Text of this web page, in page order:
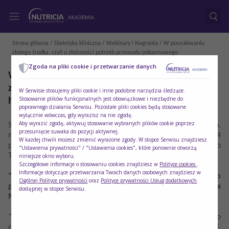
Strona główna / Dietetyka kliniczna / Webinary i Nagrania / W poszukiwaniu
złotego środka, czyli o złożoności potrzeb przewodu pokarmowego
W poszukiwaniu złotego środka, czyli o
złożoności potrzeb przewodu pokarmowego - dr
hab. n. med. Dorota Mańkowska-Wierzbicka
Serdecznie zapraszamy do zapoznania się z wykłademdr hab. n.
med. Doroty Mańkowskiej-Wierzbickiej wygłoszonego 14
października 2022 roku podczas X Kongresu Polskiego
Towarzystwa Żywienia Klinicznego.
"W poszukiwaniu złotego środka, czyli o złożoności potrzeb
przewodu pokarmowego", dr hab. n. med. Dorota
Mańkowska-Wierzbicka
“Jeśli Państwu się wydaje, że przewód pokarmowy to jest bardzo
Zgoda na pliki cookie i przetwarzanie danych
W Serwisie stosujemy pliki cookie i inne podobne narzędzia śledzące.
Stosowanie plików funkcjonalnych jest obowiązkowe i niezbędne do
poprawnego działania Serwisu. Pozostałe pliki cookies będą stosowane
wyłącznie wówczas, gdy wyrazisz na nie zgodę.
Aby wyrazić zgodę, aktywuj stosowanie wybranych plików cookie poprzez
przesunięcie suwaka do pozycji aktywnej.
W każdej chwili możesz zmienić wyrażone zgody. W stopce Serwisu znajdziesz
"Ustawienia prywatności" / "Ustawienia cookies", które ponownie otworzą
niniejsze okno wyboru.
Szczegółowe informacje o stosowaniu cookies znajdziesz w Polityce cookies
Informacje dotyczące przetwarzania Twoich danych osobowych znajdziesz w
Ogólnej Polityce prywatności oraz Polityce prywatności Usług dodatkowych
dostępnej w stopce Serwisu.